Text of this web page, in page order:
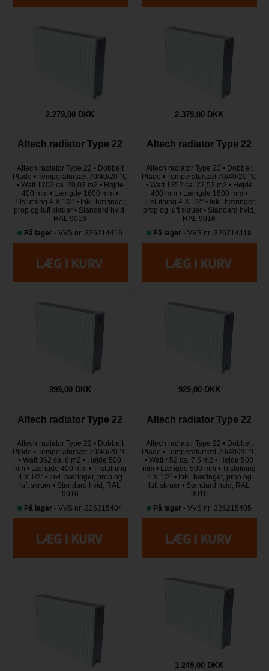
2.279,00 DKK
Altech radiator Type 22
Altech radiator Type 22 • Dobbelt
Plade • Temperatursæt 70/40/20 °C
• Watt 1202 ca. 20,03 m2 • Højde
400 mm • Længde 1600 mm •
Tilslutning 4 X 1/2" • Inkl. bæringer,
prop og luft skruer • Standard hvid,
RAL 9016
På lager - VVS nr: 326214416
2.379,00 DKK
Altech radiator Type 22
Altech radiator Type 22 • Dobbelt
Plade • Temperatursæt 70/40/20 °C
• Watt 1352 ca. 22,53 m2 • Højde
400 mm • Længde 1800 mm •
Tilslutning 4 X 1/2" • Inkl. bæringer,
prop og luft skruer • Standard hvid,
RAL 9016
På lager - VVS nr: 326214418
899,00 DKK
Altech radiator Type 22
Altech radiator Type 22 • Dobbelt
Plade • Temperatursæt 70/40/20 °C
• Watt 362 ca. 6 m2 • Højde 500
mm • Længde 400 mm • Tilslutning
4 X 1/2" • Inkl. bæringer, prop og
luft skruer • Standard hvid, RAL
9016
På lager - VVS nr: 326215404
929,00 DKK
Altech radiator Type 22
Altech radiator Type 22 • Dobbelt
Plade • Temperatursæt 70/40/20 °C
• Watt 452 ca. 7,5 m2 • Højde 500
mm • Længde 500 mm • Tilslutning
4 X 1/2" • Inkl. bæringer, prop og
luft skruer • Standard hvid, RAL
9016
På lager - VVS nr: 326215405
1.249,00 DKK